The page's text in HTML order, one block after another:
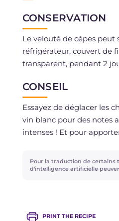
CONSERVATION
Le velouté de cèpes peut
réfrigérateur, couvert de
transparent, pendant 2
Vous pouvez également
si vous avez utilisé des
décongelés.
CONSEIL
Essayez de déglacer les
vin blanc pour des notes
intenses ! Et pour
Pour la traduction de certains
d'intelligence artificielle
PRINT THE RECIPE